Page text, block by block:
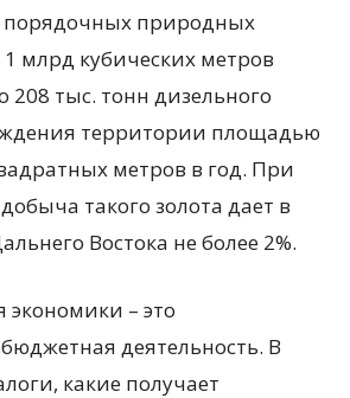
порядочных природных
1 млрд кубических метров
тыс. тонн дизельного
территории площадью
метров в год. При
такого золота дает в
Востока не более 2%.
экономики – это
деятельность. В
какие получает